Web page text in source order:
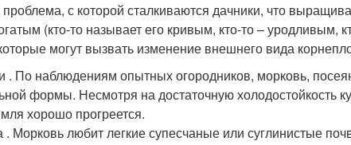
с которой сталкиваются дачники, что
(кто-то называет его кривым, кто-то – уродливым,
могут вызвать изменение внешнего вида
. По наблюдениям опытных огородников, морковь,
формы. Несмотря на достаточную холодостойкость
хорошо прогреется.
Морковь любит легкие супесчаные или суглинистые